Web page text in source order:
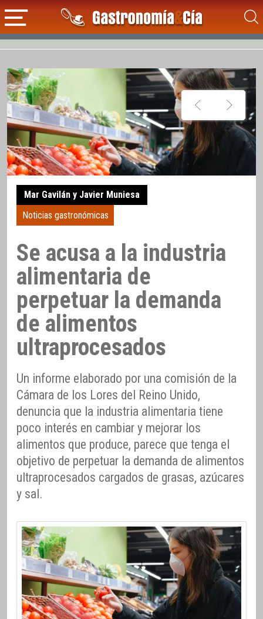
Mar Gavilán y Javier Muniesa
Noticias gastronómicas
Se acusa a la industria
alimentaria de
perpetuar la demanda
de alimentos
ultraprocesados
Un informe elaborado por una comisión de la
Cámara de los Lores del Reino Unido,
denuncia que la industria alimentaria tiene
poco interés en cambiar y mejorar los
alimentos que produce, parece que tenga el
objetivo de perpetuar la demanda de alimentos
ultraprocesados cargados de grasas, azúcares
y sal.